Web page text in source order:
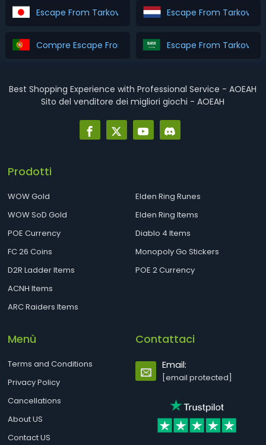
Escape From Tarkov Roubles を購入Escape From Tarkov
Compre Escape From Tarkov Roubles
Best Shopping Experience with Professional Service - AOEAH
Sito del venditore dei migliori giochi - AOEAH
Prodotti
WOW Gold
WOW SoD Gold
POE Currency
FC 26 Coins
D2R Ladder Items
ACNH Items
ARC Raiders Items
Elden Ring Runes
Elden Ring Items
Diablo 4 Items
Monopoly Go Stickers
POE 2 Currency
Menù
Terms and Conditions
Privacy Policy
Cancellations
About US
Contact US
Contattaci
Email:
[email protected]